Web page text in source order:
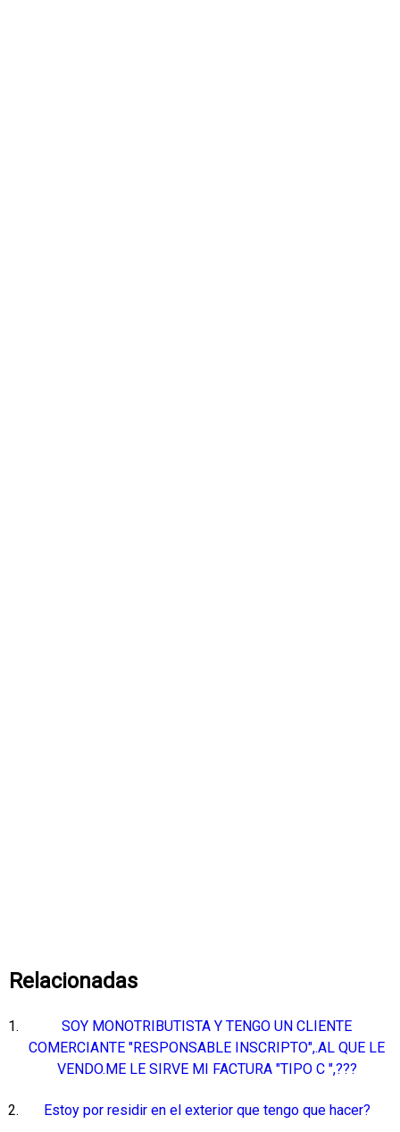
Relacionadas
SOY MONOTRIBUTISTA Y TENGO UN CLIENTE
COMERCIANTE "RESPONSABLE INSCRIPTO",.AL QUE LE
VENDO.ME LE SIRVE MI FACTURA "TIPO C ",???
Estoy por residir en el exterior que tengo que hacer?